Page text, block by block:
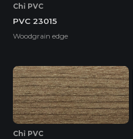
Chỉ PVC
PVC 23015
Woodgrain edge
Chỉ PVC